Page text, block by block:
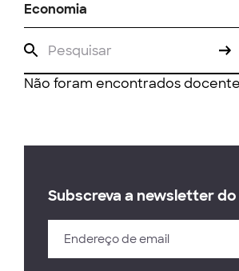
Economia
Não foram encontrados
Subscreva a newsletter do